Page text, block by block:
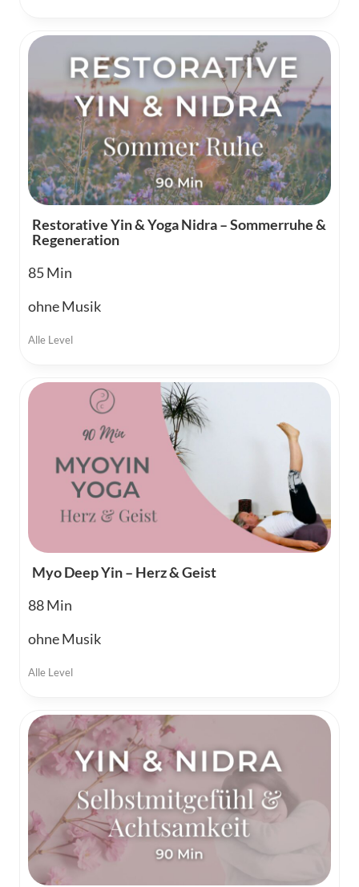
Restorative Yin & Yoga Nidra – Sommerruhe &
Regeneration
85
ohne Musik
Alle Level
Myo Deep Yin – Herz & Geist
88
ohne Musik
Alle Level